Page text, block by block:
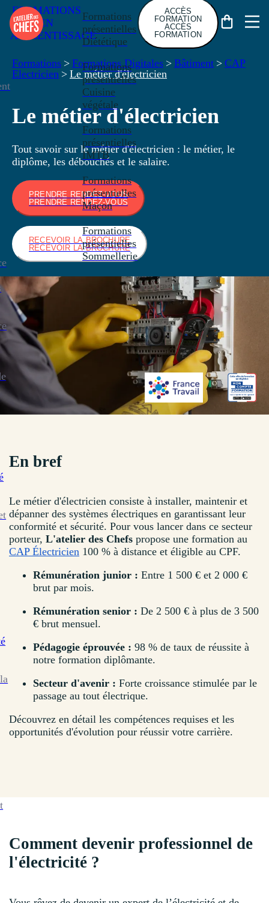
FORMATIONS
EN
APPRENTISSAGE
Formations
présentielles
Diététique
Formations
présentielles
Cuisine
végétale
Formations
présentielles
IMTB
Formations
présentielles
Maçon
Formations
présentielles
Sommellerie
ACCÈS
FORMATION
ACCÈS
FORMATION
Formations > Formations Digitales > Bâtiment > CAP
Electricien > Le métier d'électricien
Le métier d'électricien
Tout savoir sur le métier d'électricien : le métier, le
diplôme, les débouchés et le salaire.
PRENDRE RENDEZ-VOUS
PRENDRE RENDEZ-VOUS
RECEVOIR LA BROCHURE
RECEVOIR LA BROCHURE
En bref
Le métier d'électricien consiste à installer, maintenir et
dépanner des systèmes électriques en garantissant leur
conformité et sécurité. Pour vous lancer dans ce secteur
porteur, L'atelier des Chefs propose une formation au
CAP Électricien 100 % à distance et éligible au CPF.
Rémunération junior : Entre 1 500 € et 2 000 €
brut par mois.
Rémunération senior : De 2 500 € à plus de 3 500
€ brut mensuel.
Pédagogie éprouvée : 98 % de taux de réussite à
notre formation diplômante.
Secteur d'avenir : Forte croissance stimulée par le
passage au tout électrique.
Découvrez en détail les compétences requises et les
opportunités d'évolution pour réussir votre carrière.
Comment devenir professionnel de
l'électricité ?